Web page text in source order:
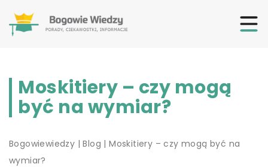
Moskitiery – czy mogą
być na wymiar?
Bogowiewiedzy |Blog |Moskitiery – czy mogą być na
wymiar?